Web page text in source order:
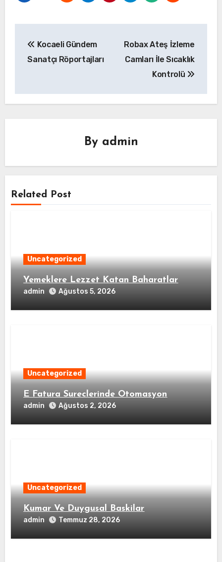
gezinmesi
Kocaeli Gündem
Sanatçı Röportajları
Robax Ateş İzleme
Camları İle Sıcaklık
Kontrolü
By admin
Related Post
Uncategorized
Yemeklere Lezzet Katan Baharatlar
admin Ağustos 5, 2026
Uncategorized
E Fatura Sureclerinde Otomasyon
admin Ağustos 2, 2026
Uncategorized
Kumar Ve Duygusal Baskilar
admin Temmuz 28, 2026